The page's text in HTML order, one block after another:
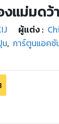
แม่มดว้
ผู้แต่ง :
, การ์ตูนแอค